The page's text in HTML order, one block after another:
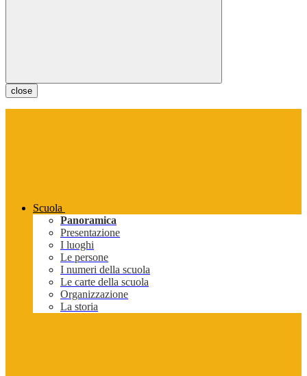
close
Scuola
Panoramica
Presentazione
I luoghi
Le persone
I numeri della scuola
Le carte della scuola
Organizzazione
La storia